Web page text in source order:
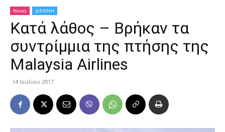
News ΔΙΕΘΝΗ
Κατά λάθος – Βρήκαν τα
συντρίμμια της πτήσης της
Malaysia Airlines
14 Ιουλίου 2017